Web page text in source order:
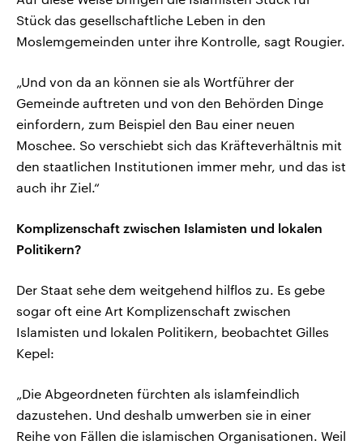
Stück das gesellschaftliche Leben in den
Moslemgemeinden unter ihre Kontrolle, sagt Rougier.
„Und von da an können sie als Wortführer der
Gemeinde auftreten und von den Behörden Dinge
einfordern, zum Beispiel den Bau einer neuen
Moschee. So verschiebt sich das Kräfteverhältnis mit
den staatlichen Institutionen immer mehr, und das ist
auch ihr Ziel.“
Komplizenschaft zwischen Islamisten und lokalen
Politikern?
Der Staat sehe dem weitgehend hilflos zu. Es gebe
sogar oft eine Art Komplizenschaft zwischen
Islamisten und lokalen Politikern, beobachtet Gilles
Kepel:
„Die Abgeordneten fürchten als islamfeindlich
dazustehen. Und deshalb umwerben sie in einer
Reihe von Fällen die islamischen Organisationen. Weil